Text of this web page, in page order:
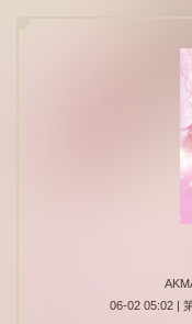
06-02 05:02 |